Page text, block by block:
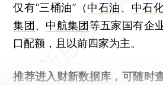
仅有“三桶油”（中石油、 中石
集团 、 中航集团等五家国有企
口配额，且以前四家为主。
推荐进入 财新数据库 ，可随时